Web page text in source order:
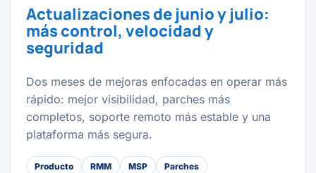
Actualizaciones de junio y julio:
más control, velocidad y
seguridad
Dos meses de mejoras enfocadas en operar más
rápido: mejor visibilidad, parches más
completos, soporte remoto más estable y una
plataforma más segura.
Producto RMM MSP
Parches